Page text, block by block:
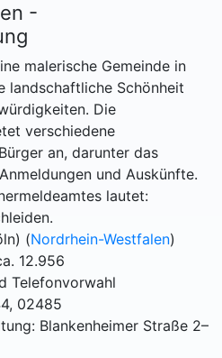
-
malerische Gemeinde in
landschaftliche Schönheit
Die
verschiedene
an, darunter das
und Auskünfte.
lautet:
(Nordrhein-Westfalen)
12.956
Telefonvorwahl
02485
Blankenheimer Straße 2–